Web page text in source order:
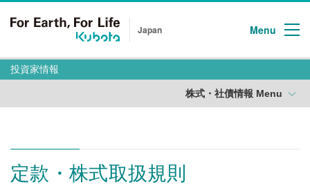
Japan Menu
投資家情報
定款・株式取扱規則
株式・社債情報 Menu